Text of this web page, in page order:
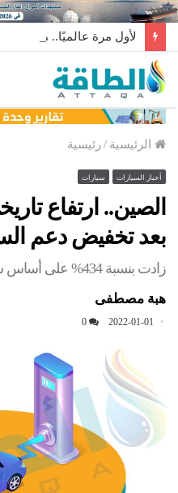
الرئيسية /رئيسية
أخبار السيارات سيارات
الصين.. ارتفاع
بعد تخفيض دعم
زادت بنسبة 434% على أساس سنوي
هبة مصطفى
2022-01-01
0